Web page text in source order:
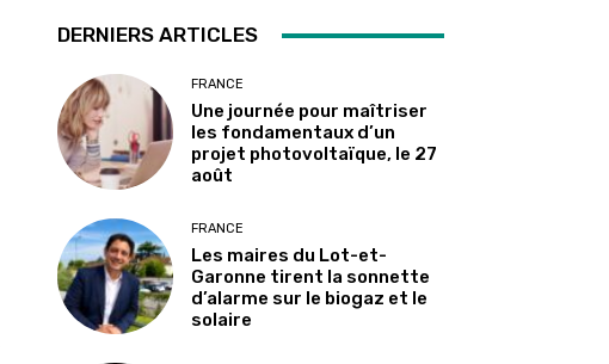
DERNIERS ARTICLES
FRANCE
Une journée pour maîtriser
les fondamentaux d’un
projet photovoltaïque, le 27
août
FRANCE
Les maires du Lot-et-
Garonne tirent la sonnette
d’alarme sur le biogaz et le
solaire